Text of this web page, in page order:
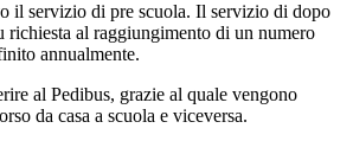
il servizio di pre scuola. Il servizio di dopo
richiesta al raggiungimento di un numero
annualmente.
al Pedibus, grazie al quale vengono
da casa a scuola e viceversa.